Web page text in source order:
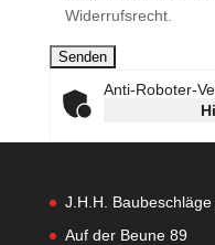
Widerrufsrecht.
Anti-Roboter-
J.H.H. Baubeschläge
Auf der Beune 89